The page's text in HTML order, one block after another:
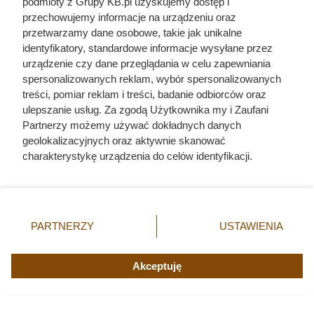
przechowujemy informacje na urządzeniu oraz
przetwarzamy dane osobowe, takie jak unikalne
identyfikatory, standardowe informacje wysyłane przez
urządzenie czy dane przeglądania w celu zapewniania
spersonalizowanych reklam, wybór spersonalizowanych
treści, pomiar reklam i treści, badanie odbiorców oraz
ulepszanie usług. Za zgodą Użytkownika my i Zaufani
Partnerzy możemy używać dokładnych danych
geolokalizacyjnych oraz aktywnie skanować
charakterystykę urządzenia do celów identyfikacji.
zmienić/wycofać klikając przycisk ustawień prywatności
znajdujący się w lewym dolnym rogu strony. Niektóre
użytkownika, ale masz prawo sprzeciwić się takiemu
przetwarzaniu. Preferencje będą miały zastosowania tylko
PARTNERZY USTAWIENIA
Akceptuję